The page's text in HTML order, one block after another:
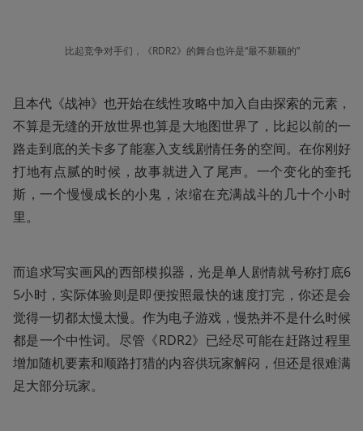
比起竞争对手们，《RDR2》的舞台也许是“最不新颖的”
且本代《战神》也开始在线性攻略中加入自由探索的元素，
不算是无缝的开放世界也算是大地图世界了，比起以前的一
路走到底的关卡多了能塞入支线剧情任务的空间。在你刚好
打地有点腻的时候，故事就进入了尾声。一个变化的奎托
斯，一个慢慢成长的小鬼，浓缩在充满战斗的几十个小时
里。
而追求写实画风的西部模拟器，光是单人剧情就号称打底6
5小时，实际体验则是即便按照最快的速度打完，你还是会
觉得一切都太慢太慢。作为电子游戏，慢热并不是什么时候
都是一个中性词。尽管《RDR2》已经尽可能在赶路过程里
增加随机要素和顺路打猎的内容供玩家解闷，但还是很难满
足大部分玩家。